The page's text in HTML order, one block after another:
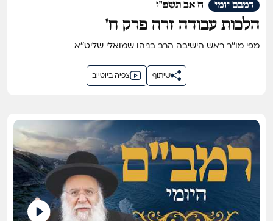
ח אב תשפ"ו רמבם יומי
הלכות עבודה זרה פרק ח'
מפי מו''ר ראש הישיבה הרב בניהו שמואלי שליט''א
צפיה ביוטיוב שיתוף